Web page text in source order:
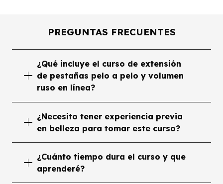
PREGUNTAS FRECUENTES
¿Qué incluye el curso de extensión
de pestañas pelo a pelo y volumen
ruso en línea?
¿Necesito tener experiencia previa
en belleza para tomar este curso?
¿Cuánto tiempo dura el curso y que
aprenderé?